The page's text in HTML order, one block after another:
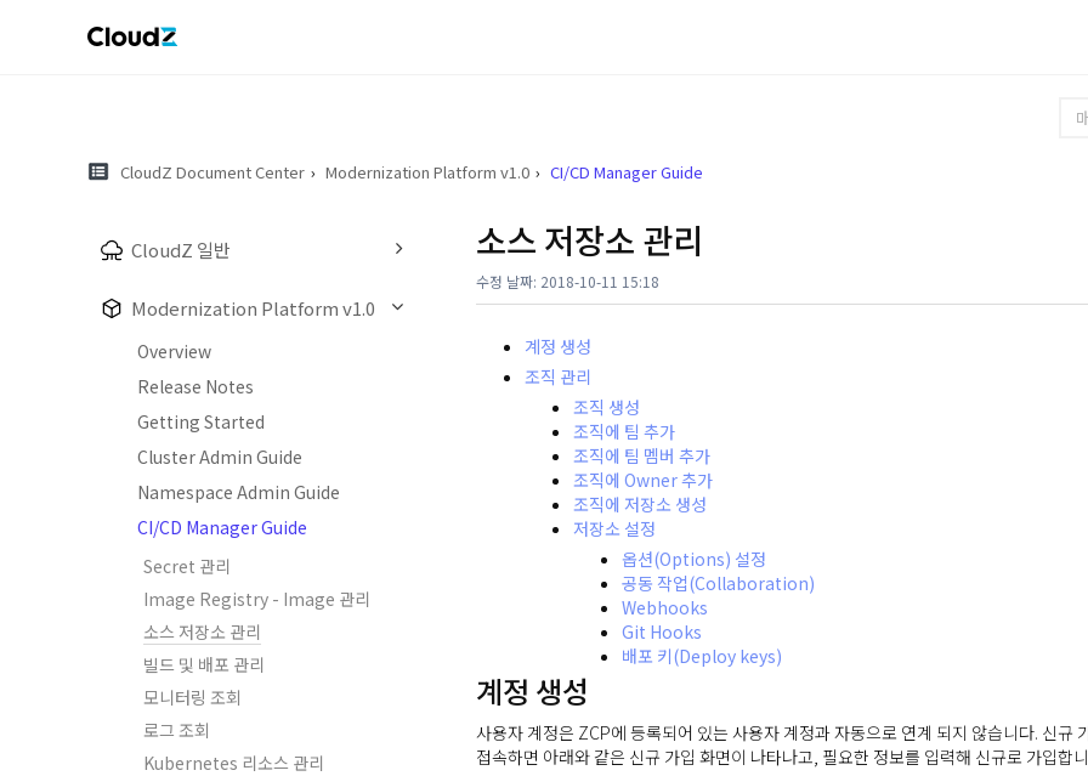
CloudZ Document Center Modernization Platform v1.0 CI/CD Manager Guide
CloudZ 일반
Modernization Platform v1.0
Overview
Release Notes
Getting Started
Cluster Admin Guide
Namespace Admin Guide
CI/CD Manager Guide
Secret 관리
Image Registry - Image 관리
소스 저장소 관리
빌드 및 배포 관리
모니터링 조회
로그 조회
Kubernetes 리소스 관리
소스 저장소 관리
수정 날짜: 2018-10-11 15:18
계정 생성
조직 관리
조직 생성
조직에 팀 추가
조직에 팀 멤버 추가
조직에 Owner 추가
조직에 저장소 생성
저장소 설정
옵션(Options) 설정
공동 작업(Collaboration)
Webhooks
Git Hooks
배포 키(Deploy keys)
계정 생성
사용자 계정은 ZCP에 등록되어 있는 사용자 계정과 자동으로 연계 되지 않습니다. 신규
접속하면 아래와 같은 신규 가입 화면이 나타나고, 필요한 정보를 입력해 신규로 가입합